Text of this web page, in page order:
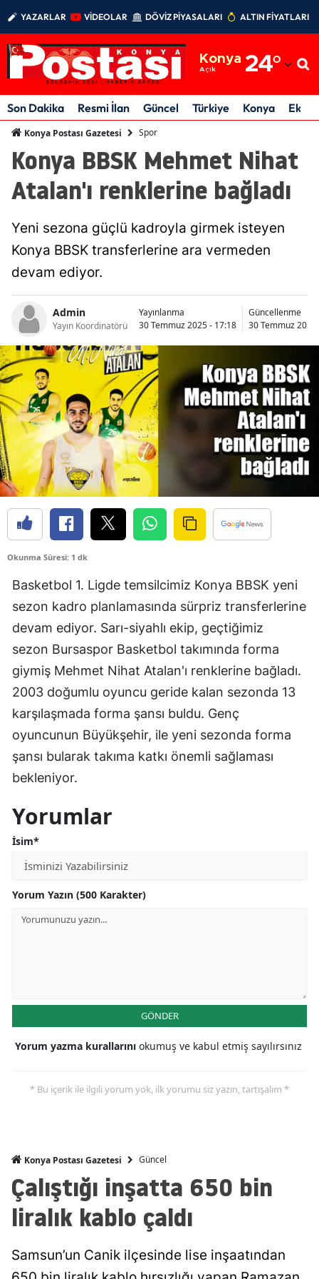
YAZARLAR VİDEOLAR DÖVİZ PİYASALARI ALTIN FİYATLARI
Konya
Açık 24°
Adıyaman
Afyonkarahisar
Amasya
Ankara
Artvin
Balıkesir
Bilecik
Bingöl
Bitlis
Burdur
Bursa
Çanakkale
Çankırı
Denizli
Diyarbakır
Edirne
Elazığ
Erzincan
Erzurum
İstanbul
Kastamonu
Kırşehir
Kütahya
Son Dakika Resmi İlan Güncel Türkiye Konya
Konya Postası Gazetesi Spor
Konya BBSK Mehmet Nihat
Atalan'ı renklerine bağladı
Yeni sezona güçlü kadroyla girmek isteyen
Konya BBSK transferlerine ara vermeden
devam ediyor.
Admin
Yayın Koordinatörü
Yayınlanma
30 Temmuz 2025 - 17:18
Güncellenme
30 Temmuz 2025
Okunma Süresi: 1 dk
Basketbol 1. Ligde temsilcimiz Konya BBSK yeni
sezon kadro planlamasında sürpriz transferlerine
devam ediyor. Sarı-siyahlı ekip, geçtiğimiz
sezon Bursaspor Basketbol takımında forma
giymiş Mehmet Nihat Atalan'ı renklerine bağladı.
2003 doğumlu oyuncu geride kalan sezonda 13
karşılaşmada forma şansı buldu. Genç
oyuncunun Büyükşehir, ile yeni sezonda forma
şansı bularak takıma katkı önemli sağlaması
bekleniyor.
Yorumlar
İsim*
Yorum Yazın (500 Karakter)
GÖNDER
Yorum yazma kurallarını okumuş ve kabul etmiş sayılırsınız
* Bu içerik ile ilgili yorum yok, ilk yorumu siz yazın, tartışalım *
Konya Postası Gazetesi Güncel
Çalıştığı inşatta 650 bin
liralık kablo çaldı
Samsun’un Canik ilçesinde lise inşaatından